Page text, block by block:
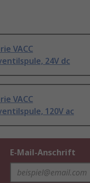
VACC
24V dc
VACC
120V ac
E-Mail-Anschrift